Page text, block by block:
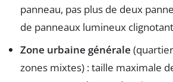
panneau, pas plus de deux
de panneaux lumineux
Zone urbaine générale
zones mixtes) : taille maximale